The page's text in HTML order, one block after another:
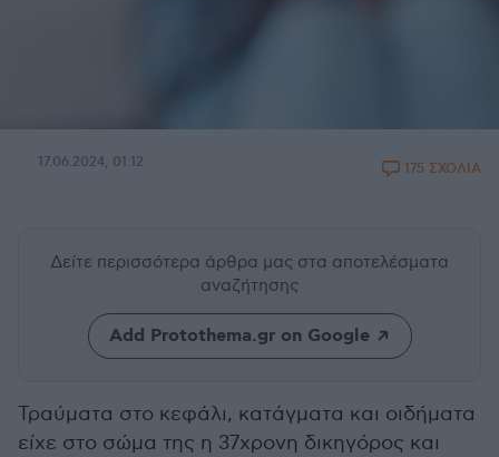
17.06.2024, 01:12 175 ΣΧΟΛΙΑ
Δείτε περισσότερα άρθρα μας στα αποτελέσματα
αναζήτησης
Add Protothema.gr on Google
Τραύματα στο κεφάλι, κατάγματα και οιδήματα
είχε στο σώμα της η 37χρονη δικηγόρος και